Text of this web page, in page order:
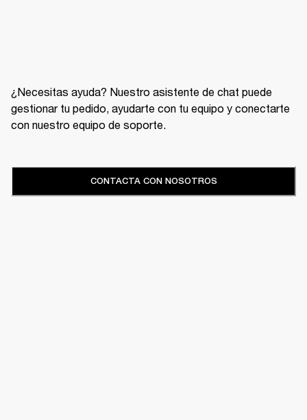
¿Necesitas ayuda? Nuestro asistente de chat puede
gestionar tu pedido, ayudarte con tu equipo y conectarte
con nuestro equipo de soporte.
CONTACTA CON NOSOTROS